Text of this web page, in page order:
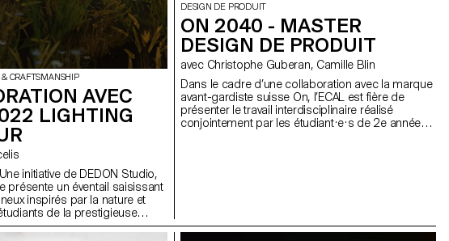
CRAFTSMANSHIP
AVEC
LIGHTING
initiative de DEDON Studio,
présente un éventail saisissant
inspirés par la nature et
de la prestigieuse
d’art de Lausanne. Cette
DESIGN DE PRODUIT
ON 2040 - MASTER
DESIGN DE PRODUIT
avec Christophe Guberan, Camille Blin
Dans le cadre d’une collaboration avec la marque
avant-gardiste suisse On, l’ECAL est fière de
présenter le travail interdisciplinaire réalisé
conjointement par les étudiant·e·s de 2e année